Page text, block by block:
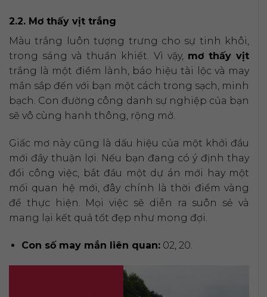
2.2. Mơ thấy vịt trắng
Màu trắng luôn tượng trưng cho sự tinh khôi,
trong sáng và thuần khiết. Vì vậy, mơ thấy vịt
trắng là một điềm lành, báo hiệu tài lộc và may
mắn sắp đến với bạn một cách trong sạch, minh
bạch. Con đường công danh sự nghiệp của bạn
sẽ vô cùng hanh thông, rộng mở.
Giấc mơ này cũng là dấu hiệu của một khởi đầu
mới đầy thuận lợi. Nếu bạn đang có ý định thay
đổi công việc, bắt đầu một dự án mới hay một
mối quan hệ mới, đây chính là thời điểm vàng
để thực hiện. Mọi việc sẽ diễn ra suôn sẻ và
mang lại kết quả tốt đẹp như mong đợi.
Con số may mắn liên quan:02, 20.